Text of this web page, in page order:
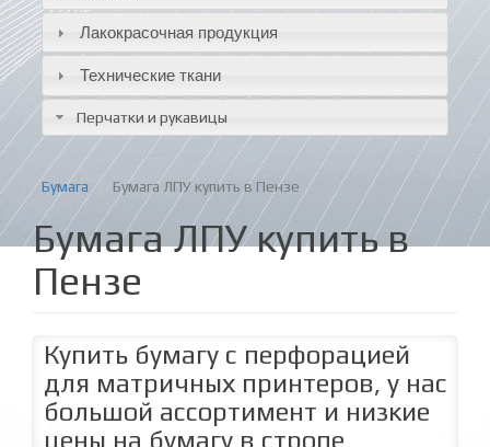
Лакокрасочная продукция
Технические ткани
Перчатки и рукавицы
Бумага Бумага ЛПУ купить в Пензе
Бумага ЛПУ купить в
Пензе
Купить бумагу с перфорацией
для матричных принтеров, у нас
большой ассортимент и низкие
цены на бумагу в стропе